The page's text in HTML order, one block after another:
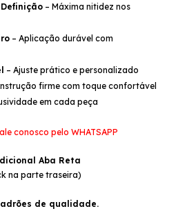
– Máxima nitidez nos
– Aplicação durável com
– Ajuste prático e personalizado
firme com toque confortável
em cada peça
conosco pelo WHATSAPP
Aba Reta
na parte traseira)
de qualidade.